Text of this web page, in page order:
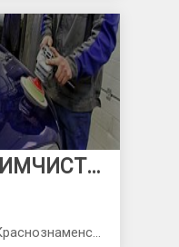
•ПОЛИРОВКА•ХИМЧИСТКА•ЗАЩИТНЫЕ ПОКРЫТИЯ
Московская область г. Краснознаменск ГК КАМА. Схема проезда на карте.